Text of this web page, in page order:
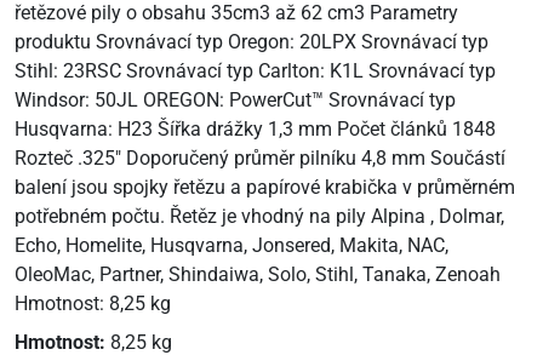
řetězové pily o obsahu 35cm3 až 62 cm3 Parametry
produktu Srovnávací typ Oregon: 20LPX Srovnávací typ
Stihl: 23RSC Srovnávací typ Carlton: K1L Srovnávací typ
Windsor: 50JL OREGON: PowerCut™ Srovnávací typ
Husqvarna: H23 Šířka drážky 1,3 mm Počet článků 1848
Rozteč .325" Doporučený průměr pilníku 4,8 mm Součástí
balení jsou spojky řetězu a papírové krabička v průměrném
potřebném počtu. Řetěz je vhodný na pily Alpina , Dolmar,
Echo, Homelite, Husqvarna, Jonsered, Makita, NAC,
OleoMac, Partner, Shindaiwa, Solo, Stihl, Tanaka, Zenoah
Hmotnost: 8,25 kg
Hmotnost: 8,25 kg